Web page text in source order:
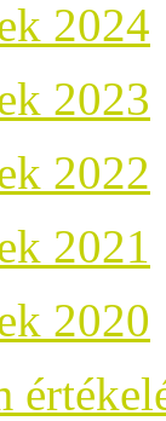
2024
2023
2022
2021
2020